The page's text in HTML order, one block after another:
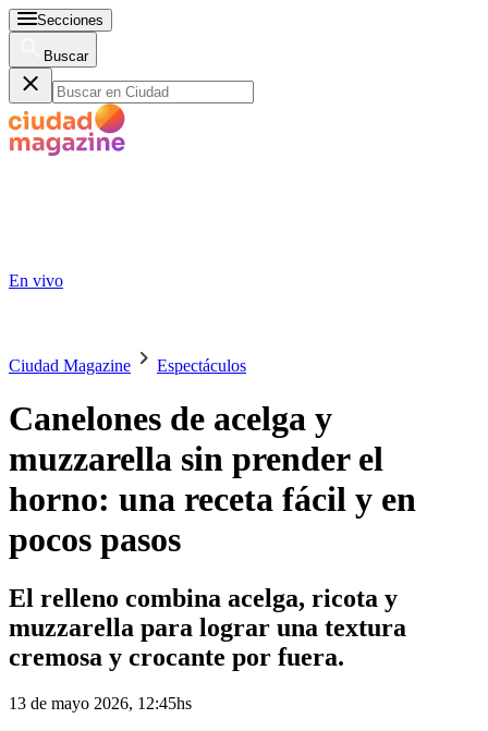
Secciones
Buscar
En vivo
Ciudad Magazine Espectáculos
Canelones de acelga y
muzzarella sin prender el
horno: una receta fácil y en
pocos pasos
El relleno combina acelga, ricota y
muzzarella para lograr una textura
cremosa y crocante por fuera.
13 de mayo 2026, 12:45hs